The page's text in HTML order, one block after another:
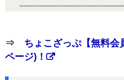
⇒ ちょこざっぷ【無料会
ページ)！